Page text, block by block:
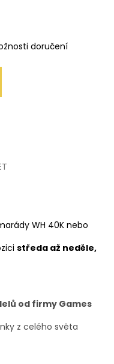
doručení
WH 40K nebo
středa až neděle,
od firmy Games
z celého světa